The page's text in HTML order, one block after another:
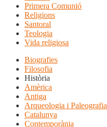
Primera Comunió
Religions
Santoral
Teologia
Vida religiosa
Biografies
Filosofia
Història
Amèrica
Antiga
Arqueologia i Paleografia
Catalunya
Contemporània